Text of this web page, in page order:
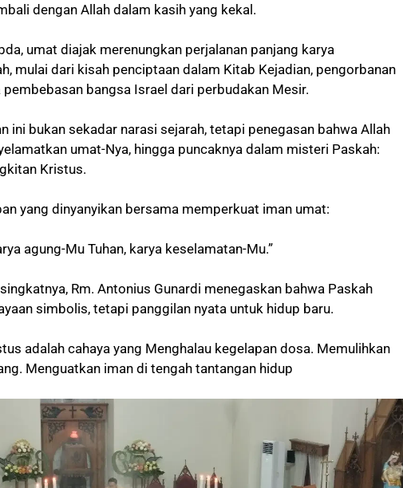
dengan Allah dalam kasih yang kekal.
umat diajak merenungkan perjalanan panjang karya
mulai dari kisah penciptaan dalam Kitab Kejadian, pengorbanan
pembebasan bangsa Israel dari perbudakan Mesir.
ini bukan sekadar narasi sejarah, tetapi penegasan bahwa Allah
umat-Nya, hingga puncaknya dalam misteri Paskah:
Kristus.
yang dinyanyikan bersama memperkuat iman umat:
agung-Mu Tuhan, karya keselamatan-Mu.”
Rm. Antonius Gunardi menegaskan bahwa Paskah
simbolis, tetapi panggilan nyata untuk hidup baru.
adalah cahaya yang Menghalau kegelapan dosa. Memulihkan
Menguatkan iman di tengah tantangan hidup